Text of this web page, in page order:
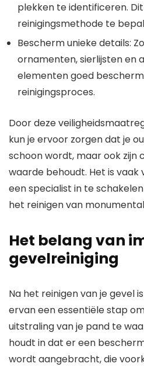
plekken te identificeren.
reinigingsmethode te
Bescherm unieke details:
ornamenten, sierlijsten en
elementen goed
reinigingsproces.
Door deze
kun je ervoor zorgen dat je
schoon wordt, maar ook zijn
waarde behoudt. Het is
een specialist in te
het reinigen van
Het belang van
gevelreiniging
Na het reinigen van je gevel
ervan een essentiële stap
uitstraling van je pand te
houdt in dat er een
wordt aangebracht, die